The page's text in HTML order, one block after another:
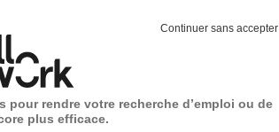
Alternance - Marseille H/F
Continuer sans accepter
rendre votre recherche d’emploi ou de
plus efficace.